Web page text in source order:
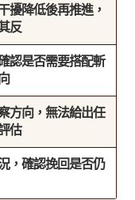
擾降低後再推進，
反
認是否需要搭配斬
方向，無法給出任
估
，確認挽回是否仍